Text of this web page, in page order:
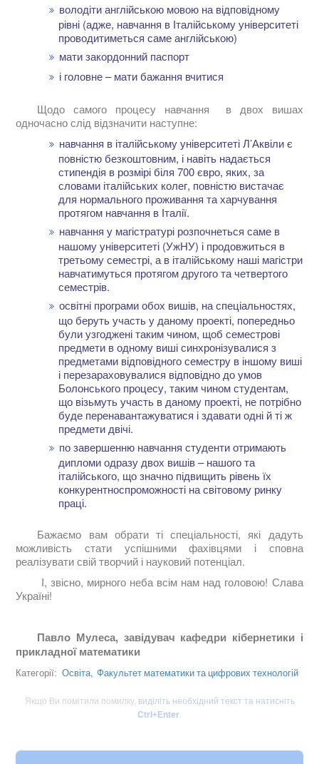
володіти англійською мовою на відповідному
рівні (адже, навчання в Італійському університеті
проводитиметься саме англійською)
мати закордонний паспорт
і головне – мати бажання вчитися
Щодо самого процесу навчання в двох вишах
одночасно слід відзначити наступне:
навчання в італійському університеті Л’Аквіли є
повністю безкоштовним, і навіть надається
стипендія в розмірі біля 700 євро, яких, за
словами італійських колег, повністю вистачає
для нормального проживання та харчування
протягом навчання в Італії.
навчання у магістратурі розпочнеться саме в
нашому університеті (УжНУ) і продовжиться в
третьому семестрі, а в італійському наші магістри
навчатимуться протягом другого та четвертого
семестрів.
освітні програми обох вишів, на спеціальностях,
що беруть участь у даному проекті, попередньо
були узгоджені таким чином, щоб семестрові
предмети в одному виші синхронізувалися з
предметами відповідного семестру в іншому виші
і перезараховувалися відповідно до умов
Болонського процесу, таким чином студентам,
що візьмуть участь в даному проекті, не потрібно
буде перенавантажуватися і здавати одні й ті ж
предмети двічі.
по завершенню навчання студенти отримають
дипломи одразу двох вишів – нашого та
італійського, що значно підвищить рівень їх
конкурентноспроможності на світовому ринку
праці.
Бажаємо вам обрати ті спеціальності, які дадуть
можливість стати успішними фахівцями і сповна
реалізувати свій творчий і науковий потенціал.
І, звісно, мирного неба всім нам над головою! Слава
Україні!
Павло Мулеса, завідувач кафедри кібернетики і
прикладної математики
Категорії: Освіта, Факультет математики та цифрових технологій
Якщо Ви помітили помилку, виділіть необхідний текст та натисніть
Ctrl+Enter